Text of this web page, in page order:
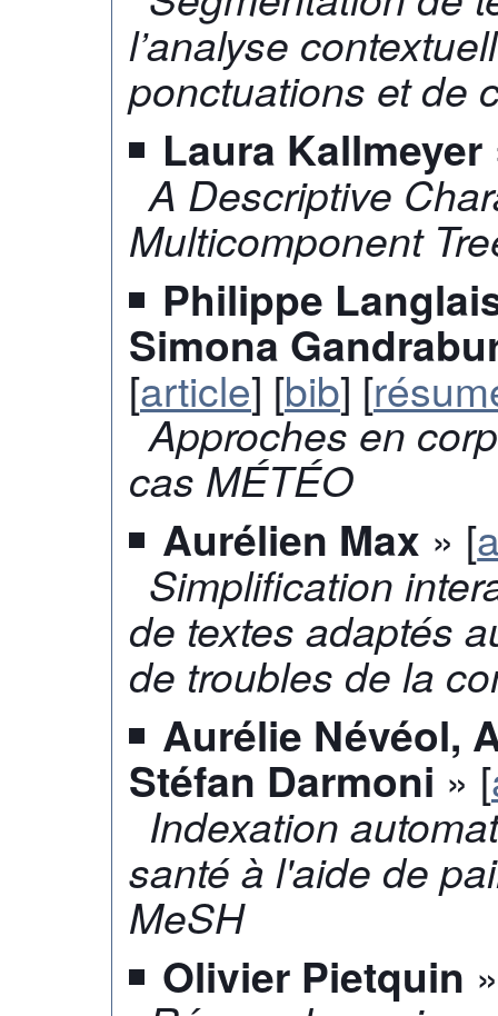
l’analyse
ponctuations et de
Laura Kallmeyer
A Descriptive
Multicomponent
Philippe
Simona
[article] [bib] [
Approches en
cas MÉTÉO
Aurélien Max » [
Simplification
de textes adaptés
de troubles de la
Aurélie Névéol,
Stéfan Darmoni » [
Indexation
santé à l'aide de
MeSH
Olivier Pietquin